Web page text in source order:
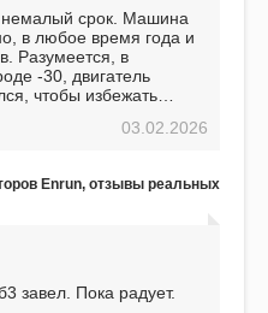
немалый срок. Машина
в любое время года и
Разумеется, в
-30, двигатель
чтобы избежать
единой поломки,
он даже
03.02.2026
Enrun, отзывы реальных
завел. Пока радует.